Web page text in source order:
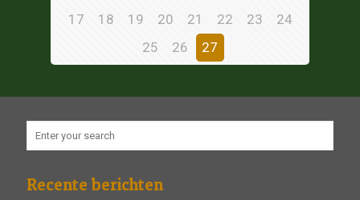
17
18 19 20 21 22 23
24
25
26 27
Recente berichten